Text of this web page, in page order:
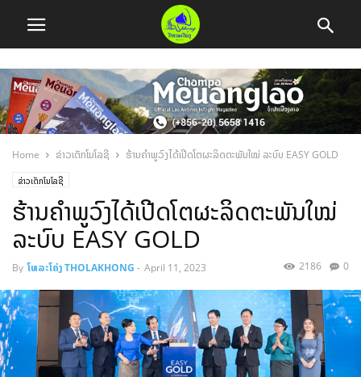
Home ຂ່າວເຕັກໂນໂລຊີ ຮ້ານຄໍາພູວົງໄດ້ເປີດໂຕຜະລິດຕະພັນໃໝ່ ລະບົບ EASY GOLD
ຂ່າວເຕັກໂນໂລຊີ
ຮ້ານຄໍາພູວົງໄດ້ເປີດໂຕຜະລິດຕະພັນໃໝ່
ລະບົບ EASY GOLD
By ໂທລະໂຄ່ງ THOLAKHONG - April 11, 2023 0
2186